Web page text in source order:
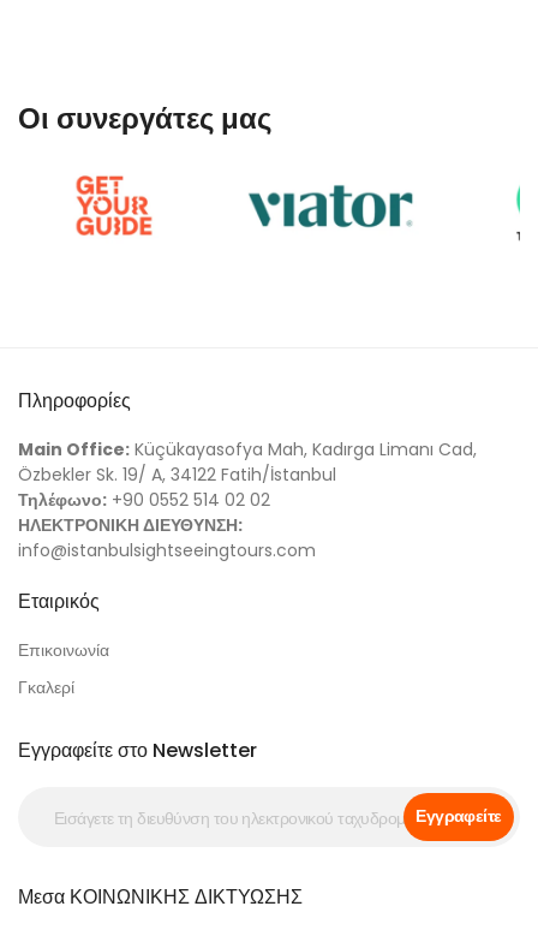
Οι συνεργάτες μας
Πληροφορίες
Main Office: Küçükayasofya Mah, Kadırga Limanı Cad,
Özbekler Sk. 19/ A, 34122 Fatih/İstanbul
Τηλέφωνο: +90 0552 514 02 02
ΗΛΕΚΤΡΟΝΙΚΗ ΔΙΕΥΘΥΝΣΗ:
info@istanbulsightseeingtours.com
Εταιρικός
Επικοινωνία
Γκαλερί
Εγγραφείτε στο Newsletter
Εγγραφείτε
Μεσα ΚΟΙΝΩΝΙΚΗΣ ΔΙΚΤΥΩΣΗΣ